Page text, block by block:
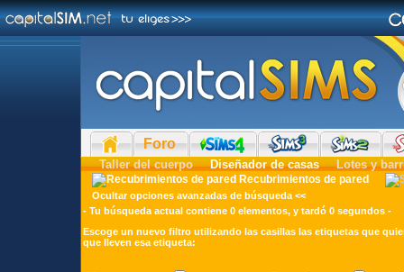
Foro
Taller del cuerpo Diseñador de casas Lotes y
Recubrimientos de pared
Ocultar opciones avanzadas de búsqueda <<
- Tu búsqueda actual contiene 0 elementos, y tardó 0 segundos -
Escoge un nuevo filtro utilizando las casillas las etiquetas que
que lleven esa etiqueta: